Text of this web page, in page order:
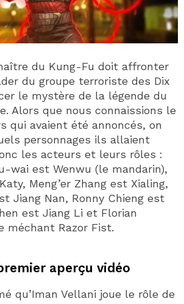
du Kung-Fu doit affronter
du groupe terroriste des Dix
le mystère de la légende du
Alors que nous connaissions le
qui avaient été annoncés, on
personnages ils allaient
les acteurs et leurs rôles :
wai est Wenwu (le mandarin),
Meng’er Zhang est Xialing,
Jiang Nan, Ronny Chieng est
est Jiang Li et Florian
méchant Razor Fist.
aperçu vidéo
qu’Iman Vellani joue le rôle de